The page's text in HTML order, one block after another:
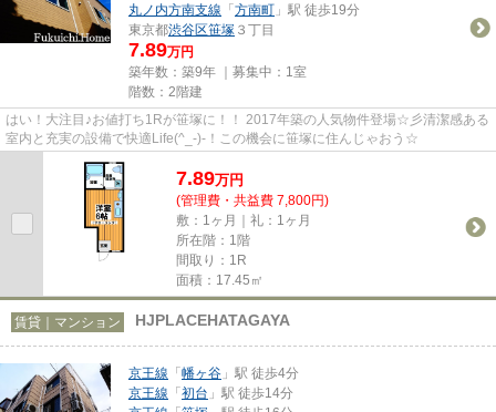
丸ノ内方南支線 「方南町 」駅 徒歩19分
東京都渋谷区笹塚 ３丁目
7.89万円
築年数：築9年 ｜募集中： 1室
階数：2階建
はい！大注目♪お値打ち1Rが笹塚に！！ 2017年築の人気物件登場☆彡清潔感ある
室内と充実の設備で快適Life(^_-)-！この機会に笹塚に住んじゃおう☆
7.89万円
(管理費・共益費 7,800円)
敷：1ヶ月｜礼：1ヶ月
所在階：1階
間取り：1R
面積：17.45㎡
賃貸｜マンション HJPLACEHATAGAYA
京王線 「幡ヶ谷 」駅 徒歩4分
京王線 「初台 」駅 徒歩14分